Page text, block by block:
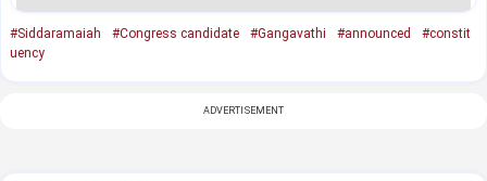
#Siddaramaiah #Congress candidate #Gangavathi #announced
#constit
uency
ADVERTISEMENT